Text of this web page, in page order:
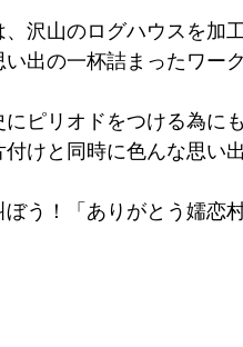
、沢山のログハウスを加
出の一杯詰まったワー
ピリオドをつける為に
けと同時に色んな思い
う！「ありがとう嬬恋